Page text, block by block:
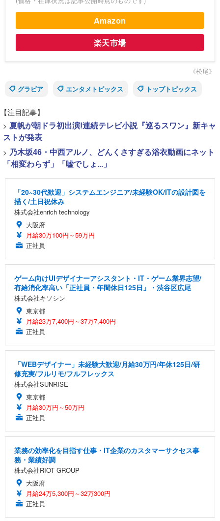
Amazon
楽天市場
《松尾》
グラビア
エンタメトピックス トップトピックス
【注目記事】
> 夏帆が朝ドラ初出演!連続テレビ小説『巡るスワン』新キャ
ストが発表
> 乃木坂46・中西アルノ、どんくさすぎる浴衣動画にネット
「相変わらず」「嘘でしょ...」
「20~30代歓迎」システムエンジニア/未経験OK/ITの設計図を
描く/土日祝休み
株式会社enrich technology
大阪府
月給30万100円～59万円
正社員
ゲーム向けUIデザイナーアシスタント・IT・ゲーム業界志望/
有給消化率高い「正社員・年間休日125日」・渋谷区広尾
株式会社キソシン
東京都
月給23万7,400円～37万7,400円
正社員
「WEBデザイナー」未経験大歓迎/月給30万円/年休125日/研
修充実/フルリモ/フルフレックス
株式会社SUNRISE
東京都
月給30万円～50万円
正社員
業務の効率化を目指す仕事・IT企業のカスタマーサクセス事
務・業績好調
株式会社RIOT GROUP
大阪府
月給24万5,300円～32万300円
正社員